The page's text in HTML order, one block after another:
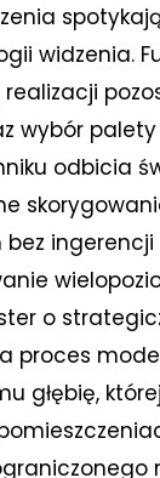
widzenia.
wybór
odbicia
ingerencji
o
proces
głębię,